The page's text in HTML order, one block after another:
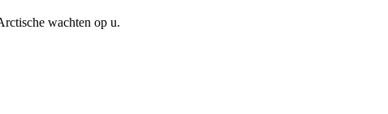
wachten op u.